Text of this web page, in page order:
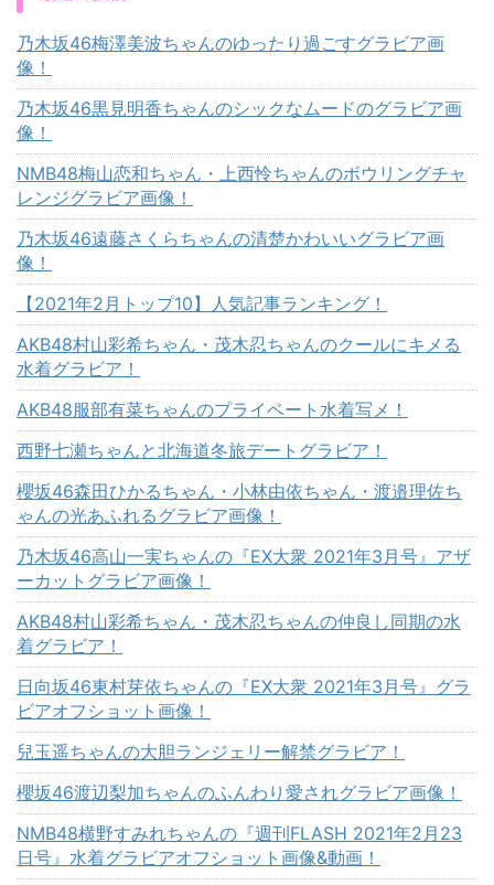
乃木坂46梅澤美波ちゃんのゆったり過ごすグラビア画
像！
乃木坂46黒見明香ちゃんのシックなムードのグラビア画
像！
NMB48梅山恋和ちゃん・上西怜ちゃんのボウリングチャ
レンジグラビア画像！
乃木坂46遠藤さくらちゃんの清楚かわいいグラビア画
像！
【2021年2月トップ10】人気記事ランキング！
AKB48村山彩希ちゃん・茂木忍ちゃんのクールにキメる
水着グラビア！
AKB48服部有菜ちゃんのプライベート水着写メ！
西野七瀬ちゃんと北海道冬旅デートグラビア！
櫻坂46森田ひかるちゃん・小林由依ちゃん・渡邉理佐ち
ゃんの光あふれるグラビア画像！
乃木坂46高山一実ちゃんの『EX大衆 2021年3月号』アザ
ーカットグラビア画像！
AKB48村山彩希ちゃん・茂木忍ちゃんの仲良し同期の水
着グラビア！
日向坂46東村芽依ちゃんの『EX大衆 2021年3月号』グラ
ビアオフショット画像！
兒玉遥ちゃんの大胆ランジェリー解禁グラビア！
櫻坂46渡辺梨加ちゃんのふんわり愛されグラビア画像！
NMB48横野すみれちゃんの『週刊FLASH 2021年2月23
日号』水着グラビアオフショット画像&動画！